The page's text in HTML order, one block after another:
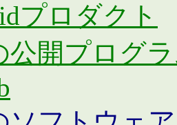
プロダクト
公開プログ